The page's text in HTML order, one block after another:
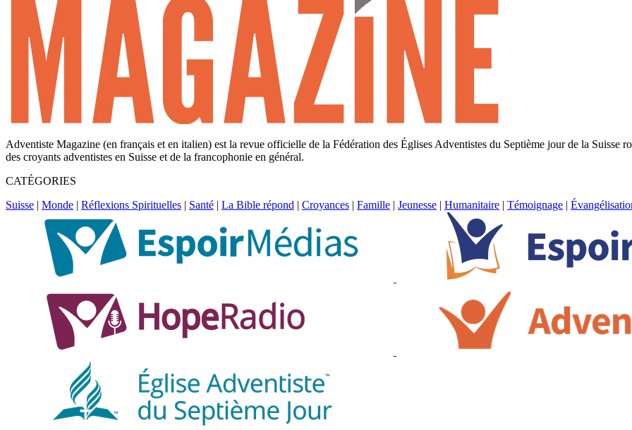
Adventiste Magazine (en français et en italien) est la revue officielle de la Fédération des Églises Adventistes du Septième jour de la Suisse
des croyants adventistes en Suisse et de la francophonie en général.
CATÉGORIES
Suisse | Monde | Réflexions Spirituelles | Santé | La Bible répond | Croyances | Famille | Jeunesse | Humanitaire | Témoignage |